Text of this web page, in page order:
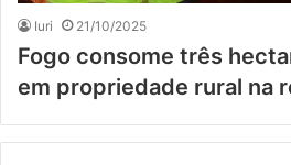
Iuri 21/10/2025
Fogo consome três
em propriedade rural na